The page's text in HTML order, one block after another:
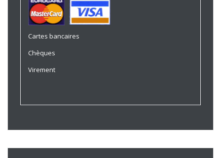
Cartes bancaires
Chèques
Virement